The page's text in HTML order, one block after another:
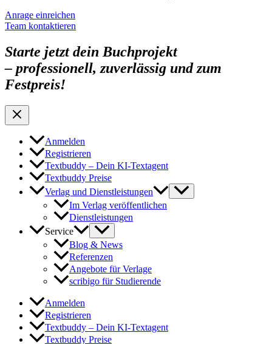
Anrage einreichen
Team kontaktieren
Starte jetzt dein Buchprojekt
– professionell, zuverlässig und zum
Festpreis!
Anmelden
Registrieren
Textbuddy – Dein KI-Textagent
Textbuddy Preise
Verlag und Dienstleistungen
Im Verlag veröffentlichen
Dienstleistungen
Service
Blog & News
Referenzen
Angebote für Verlage
scribigo für Studierende
Anmelden
Registrieren
Textbuddy – Dein KI-Textagent
Textbuddy Preise